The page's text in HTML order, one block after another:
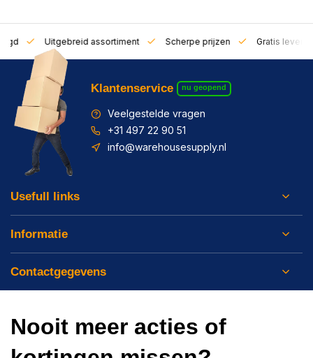
Uitgebreid assortiment Scherpe prijzen Gratis
Klantenservice nu geopend
Veelgestelde vragen
+31 497 22 90 51
info@warehousesupply.nl
Usefull links
Informatie
Contactgegevens
Nooit meer acties of